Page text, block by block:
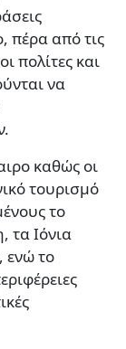
πέρα από τις
πολίτες και
να
καθώς οι
τουρισμό
το
τα Ιόνια
ενώ το